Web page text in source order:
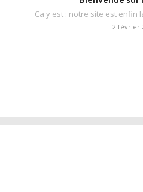
Ca y est : notre site est enfin
2 février